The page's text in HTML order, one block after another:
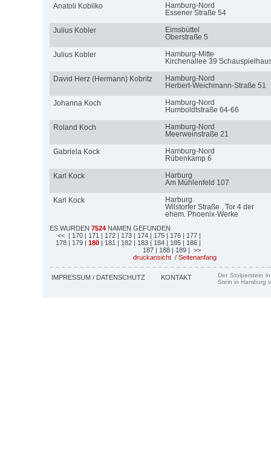
Anatoli Kobilko
Hamburg-Nord
Essener Straße 54
Julius Kobler
Eimsbüttel
Oberstraße 5
Julius Kobler
Hamburg-Mitte
Kirchenallee 39
David Herz (Hermann) Kobritz
Hamburg-Nord
Herbert-Weichmann-Straße 51
Johanna Koch
Hamburg-Nord
Humboldtstraße 64-66
Roland Koch
Hamburg-Nord
Meerweinstraße 21
Gabriela Kock
Hamburg-Nord
Rübenkamp 6
Karl Kock
Harburg
Am Mühlenfeld 107
Karl Kock
Harburg
Wilstorfer Straße , Tor 4 der
ehem. Phoenix-Werke
ES WURDEN 7524 NAMEN GEFUNDEN
<< | 170 | 171 | 172 | 173 | 174 | 175 | 176 | 177 |
178 | 179 | 180 | 181 | 182 | 183 | 184 | 185 | 186 |
187 | 188 | 189 | >>
druckansicht / Seitenanfang
IMPRESSUM / DATENSCHUTZ KONTAKT
Der Stolperstein
Stein in Hamburg